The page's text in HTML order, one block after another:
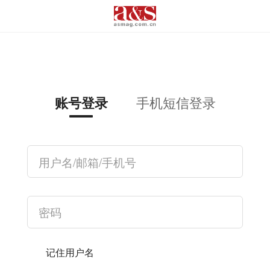
账号登录 手机短信登录
记住用户名